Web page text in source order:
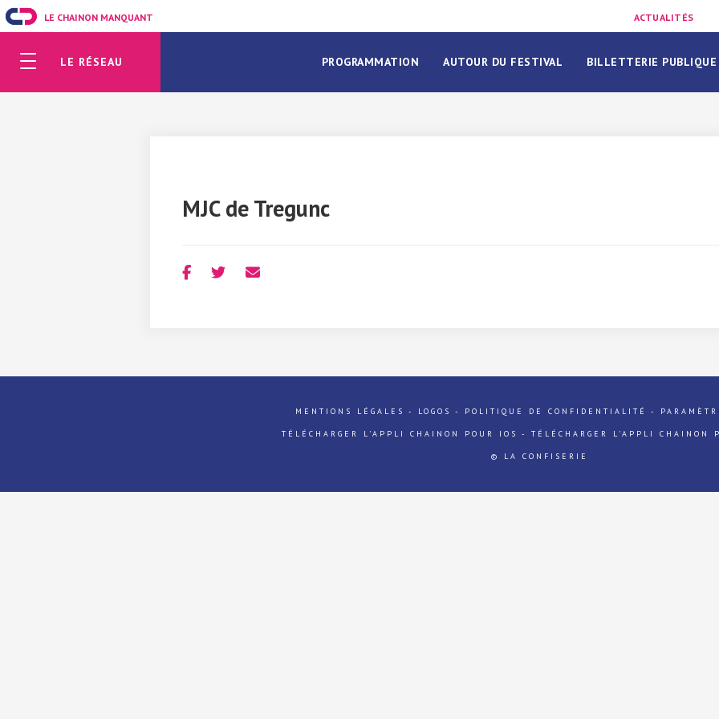
LE CHAINON MANQUANT ACTUALITÉS
LE RÉSEAU PROGRAMMATION AUTOUR DU FESTIVAL BILLETTERIE PUBLIQUE
MJC de Tregunc
MENTIONS LÉGALES - LOGOS - POLITIQUE DE CONFIDENTIALITÉ -
TÉLÉCHARGER L'APPLI CHAINON POUR IOS - TÉLÉCHARGER L'APPLI CHAINON
© LA CONFISERIE